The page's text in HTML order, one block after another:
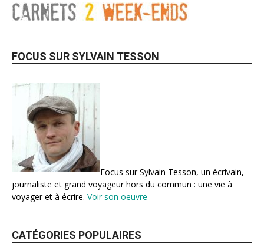
FOCUS SUR SYLVAIN TESSON
Focus sur Sylvain Tesson, un écrivain,
journaliste et grand voyageur hors du commun : une vie à
voyager et à écrire. Voir son oeuvre
CATÉGORIES POPULAIRES